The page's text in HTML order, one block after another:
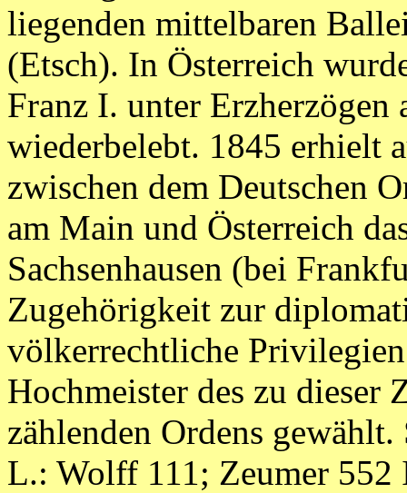
liegenden mittelbaren
(Etsch). In Österreich
Franz I. unter Erzherzögen
wiederbelebt. 1845 erhielt
zwischen dem Deutschen
am Main und Österreich
Sachsenhausen (bei
Zugehörigkeit zur
völkerrechtliche
Hochmeister des zu
zählenden Ordens
L.: Wolff 111; Zeumer